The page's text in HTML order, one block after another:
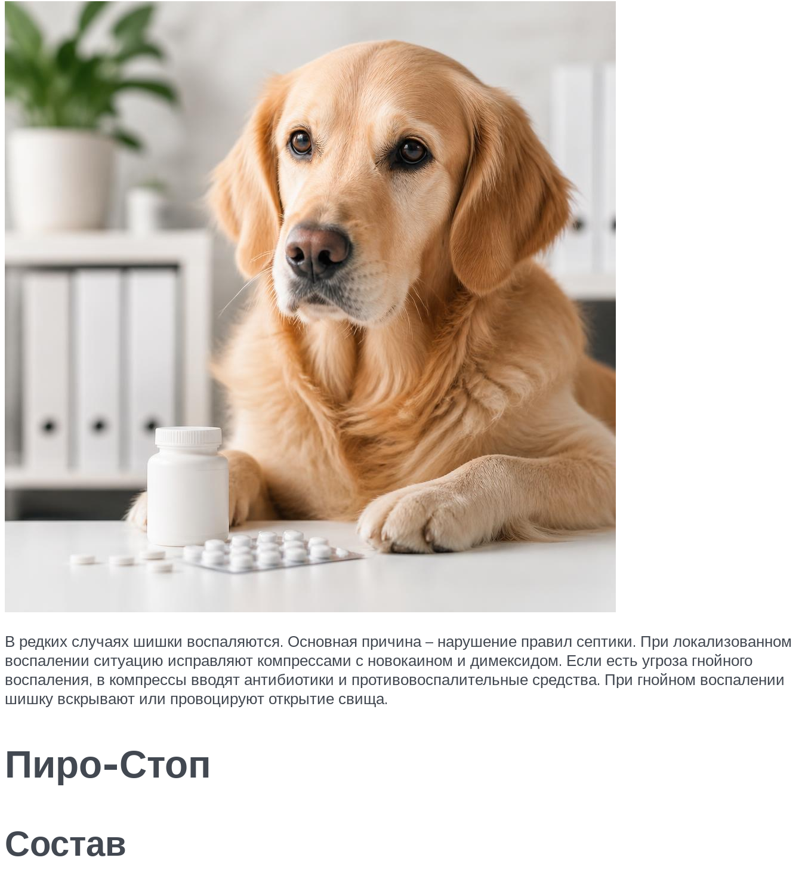
В редких случаях шишки воспаляются. Основная причина – нарушение правил септики. При локализованном
воспалении ситуацию исправляют компрессами с новокаином и димексидом. Если есть угроза гнойного
воспаления, в компрессы вводят антибиотики и противовоспалительные средства. При гнойном воспалении
шишку вскрывают или провоцируют открытие свища.
Пиро-Стоп
Состав